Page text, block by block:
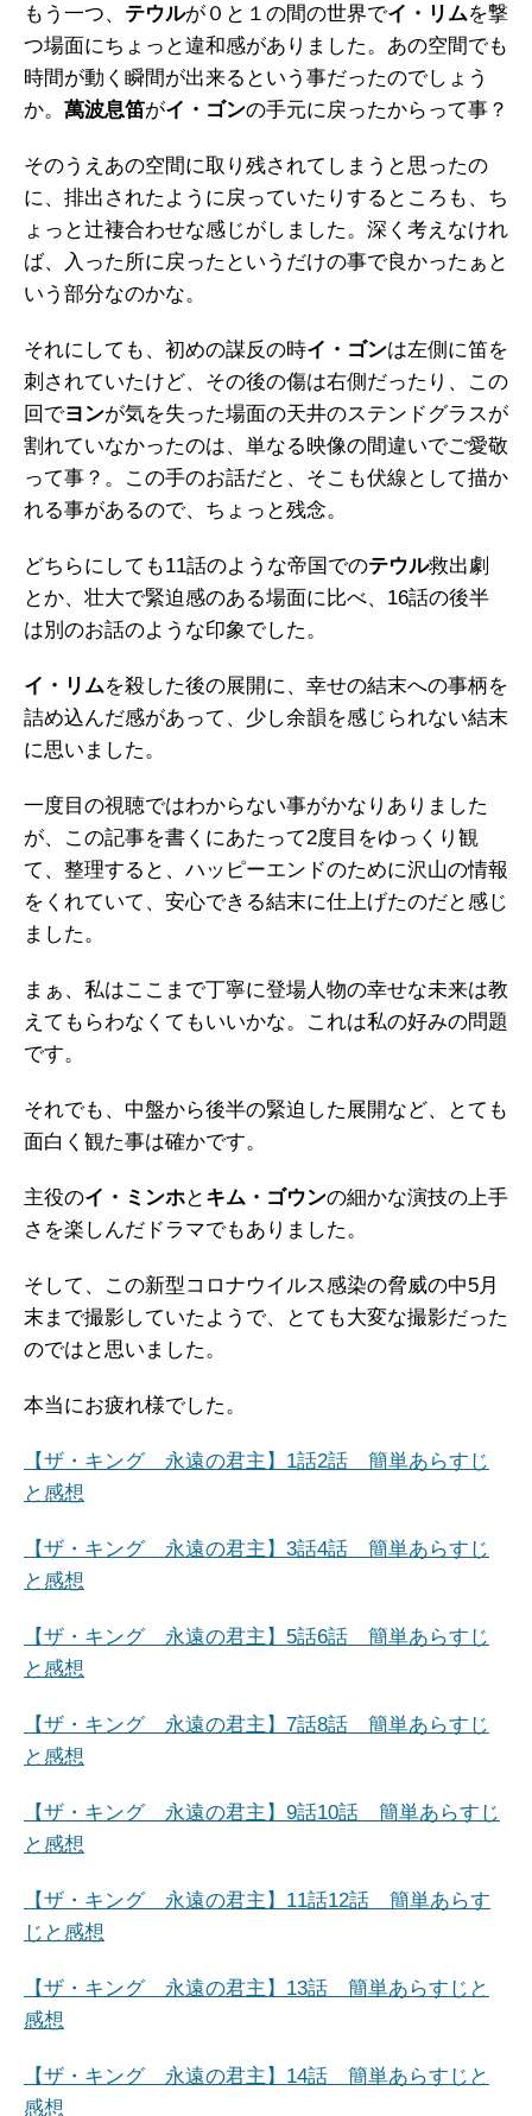
もう一つ、 テウルが０と１の間の世界でイ・リムを撃
つ場面にちょっと違和感がありました。あの空間でも
時間が動く瞬間が出来るという事だったのでしょう
か。 萬波息笛がイ・ゴンの手元に戻ったからって事？
そのうえあの空間に取り残されてしまうと思ったの
に、排出されたように戻っていたりするところも、ち
ょっと辻褄合わせな感じがしました。深く考えなけれ
ば、入った所に戻ったというだけの事で良かったぁと
いう部分なのかな。
それにしても、初めの謀反の時イ・ゴンは左側に笛を
刺されていたけど、その後の傷は右側だったり、この
回でヨンが気を失った場面の天井のステンドグラスが
割れていなかったのは、単なる映像の間違いでご愛敬
って事？。この手のお話だと、そこも伏線として描か
れる事があるので、ちょっと残念。
どちらにしても11話のような帝国でのテウル救出劇
とか、壮大で緊迫感のある場面に比べ、16話の後半
は別のお話のような印象でした。
イ・リムを殺した後の展開に、幸せの結末への事柄を
詰め込んだ感があって、少し余韻を感じられない結末
に思いました。
一度目の視聴ではわからない事がかなりありました
が、この記事を書くにあたって2度目をゆっくり観
て、整理すると、ハッピーエンドのために沢山の情報
をくれていて、安心できる結末に仕上げたのだと感じ
ました。
まぁ、私はここまで丁寧に登場人物の幸せな未来は教
えてもらわなくてもいいかな。これは私の好みの問題
です。
それでも、中盤から後半の緊迫した展開など、とても
面白く観た事は確かです。
主役のイ・ミンホと キム・ゴウンの細かな演技の上手
さを楽しんだドラマでもありました。
そして、この新型コロナウイルス感染の脅威の中5月
末まで撮影していたようで、とても大変な撮影だった
のではと思いました。
本当にお疲れ様でした。
【ザ・キング 永遠の君主】1話2話 簡単あらすじ
と感想
【ザ・キング 永遠の君主】3話4話 簡単あらすじ
と感想
【ザ・キング 永遠の君主】5話6話 簡単あらすじ
と感想
【ザ・キング 永遠の君主】7話8話 簡単あらすじ
と感想
【ザ・キング 永遠の君主】9話10話 簡単あらすじ
と感想
【ザ・キング 永遠の君主】11話12話 簡単あらす
じと感想
【ザ・キング 永遠の君主】13話 簡単あらすじと
感想
【ザ・キング 永遠の君主】14話 簡単あらすじと
感想